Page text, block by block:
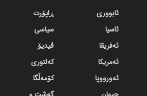
ئابووری
ئاسیا
ئەفریقا
ئەمریکا
ئەورووپا
ڕاپۆرت
سیاسی
ڤیدیۆ
کەلتوری
کۆمەڵگا